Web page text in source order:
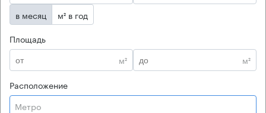
в месяц
м² в год
Площадь
м²
м²
Расположение
Метро